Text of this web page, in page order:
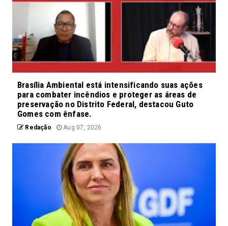
Brasília Ambiental está intensificando suas ações
para combater incêndios e proteger as áreas de
preservação no Distrito Federal, destacou Guto
Gomes com ênfase.
Redação Aug 07, 2026